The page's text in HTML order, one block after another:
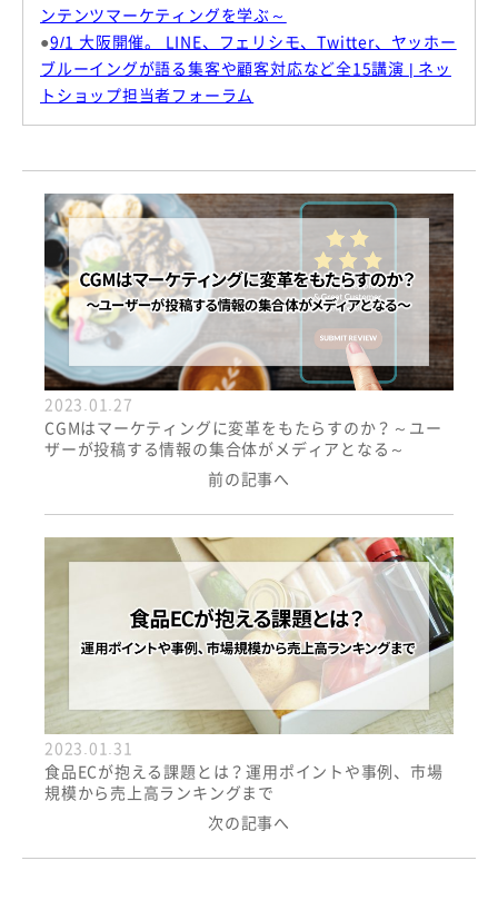
ンテンツマーケティングを学ぶ～
●9/1 大阪開催。 LINE、フェリシモ、Twitter、ヤッホー
ブルーイングが語る集客や顧客対応など全15講演 | ネッ
トショップ担当者フォーラム
2023.01.27
CGMはマーケティングに変革をもたらすのか？～ユー
ザーが投稿する情報の集合体がメディアとなる～
前の記事へ
2023.01.31
食品ECが抱える課題とは？運用ポイントや事例、市場
規模から売上高ランキングまで
次の記事へ